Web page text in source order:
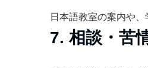
日本語教室の案内や
7. 相談・苦